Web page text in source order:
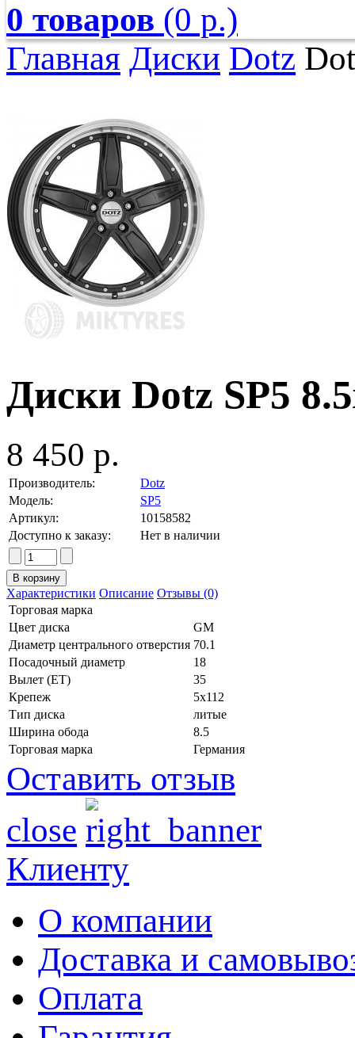
0 товаров (0 р.)
Главная Диски Dotz
Диски Dotz SP5
8 450 р.
Производитель:
Dotz
Модель:
SP5
Артикул:
10158582
Доступно к заказу:
Нет в наличии
Характеристики Описание Отзывы (0)
Торговая марка
Цвет диска
GM
Диаметр центрального отверстия 70.1
Посадочный диаметр
18
Вылет (ET)
35
Крепеж
5x112
Тип диска
литые
Ширина обода
8.5
Торговая марка
Германия
Оставить отзыв
close
Клиенту
О компании
Доставка и
Оплата